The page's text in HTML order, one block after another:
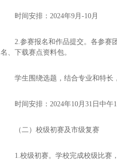
时间安排：2024年9月-10月
2.参赛报名和作品提交。各参赛
名、下载赛点资料包。
学生围绕选题，结合专业和特长
时间安排：2024年10月31日中午
（二）校级初赛及市级复赛
1.校级初赛。学校完成校级比赛